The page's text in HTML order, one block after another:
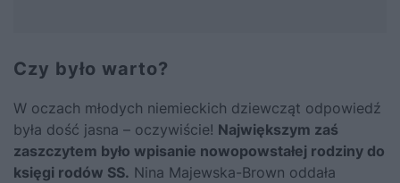
Czy było warto?
W oczach młodych niemieckich dziewcząt odpowiedź
była dość jasna – oczywiście! Największym zaś
zaszczytem było wpisanie nowopowstałej rodziny do
księgi rodów SS. Nina Majewska-Brown oddała